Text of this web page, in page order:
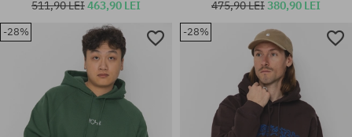
Mărimi existente:
Mărimi existente:
511,90 LEI463,90 LEI 475,90 LEI380,90 LEI
-28% -28%